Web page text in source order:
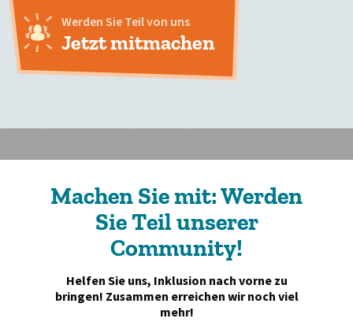
Werden Sie Teil von uns
Jetzt mitmachen
Machen Sie mit: Werden
Sie Teil unserer
Community!
Helfen Sie uns, Inklusion nach vorne zu
bringen! Zusammen erreichen wir noch viel
mehr!